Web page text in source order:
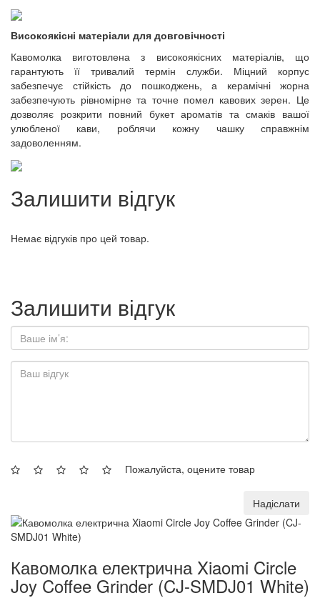
Високоякісні матеріали для довговічності
Кавомолка виготовлена з високоякісних матеріалів, що
гарантують її тривалий термін служби. Міцний корпус
забезпечує стійкість до пошкоджень, а керамічні жорна
забезпечують рівномірне та точне помел кавових зерен. Це
дозволяє розкрити повний букет ароматів та смаків вашої
улюбленої кави, роблячи кожну чашку справжнім
задоволенням.
Залишити відгук
Немає відгуків про цей товар.
Залишити відгук
Пожалуйста, оцените товар
Надіслати
Кавомолка електрична Xiaomi Circle
Joy Coffee Grinder (CJ-SMDJ01 White)